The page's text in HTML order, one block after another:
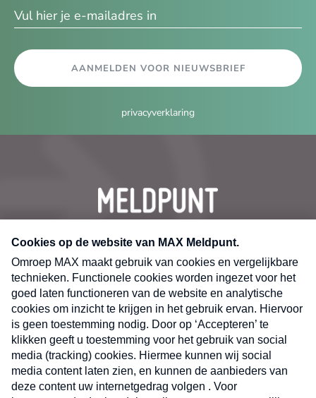
AANMELDEN VOOR NIEUWSBRIEF
privacyverklaring
CONTACT
Volg ons op